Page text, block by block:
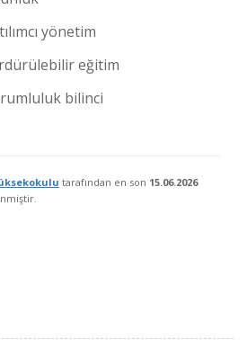
yönetim
eğitim
bilinci
tarafından en son 15.06.2026